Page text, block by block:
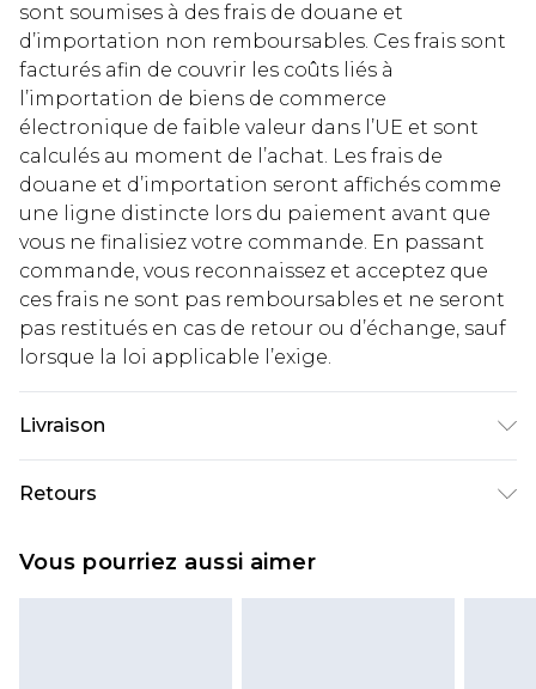
sont soumises à des frais de douane et
d’importation non remboursables. Ces frais sont
facturés afin de couvrir les coûts liés à
l’importation de biens de commerce
électronique de faible valeur dans l’UE et sont
calculés au moment de l’achat. Les frais de
douane et d’importation seront affichés comme
une ligne distincte lors du paiement avant que
vous ne finalisiez votre commande. En passant
commande, vous reconnaissez et acceptez que
ces frais ne sont pas remboursables et ne seront
pas restitués en cas de retour ou d’échange, sauf
lorsque la loi applicable l’exige.
Livraison
Livraison standard France
€2.99
Livraison express France
Retours
à compter de la réception pour nous retourner
Vous pourriez aussi aimer